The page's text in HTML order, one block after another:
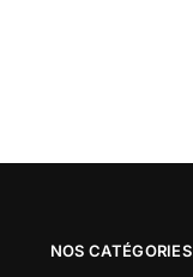
NOS CATÉGORIES